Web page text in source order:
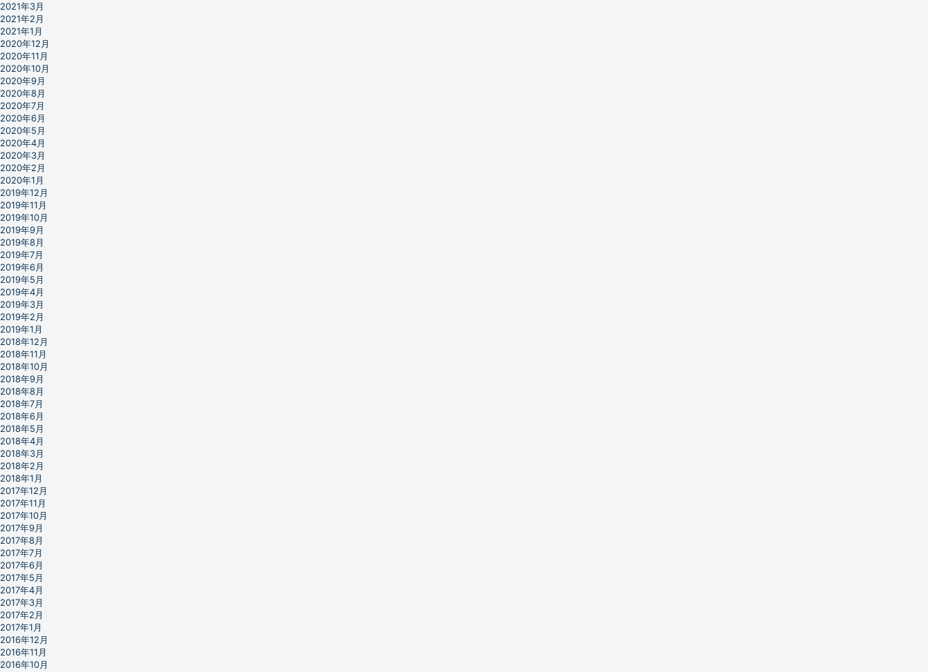
2021年3月
2021年2月
2021年1月
2020年12月
2020年11月
2020年10月
2020年9月
2020年8月
2020年7月
2020年6月
2020年5月
2020年4月
2020年3月
2020年2月
2020年1月
2019年12月
2019年11月
2019年10月
2019年9月
2019年8月
2019年7月
2019年6月
2019年5月
2019年4月
2019年3月
2019年2月
2019年1月
2018年12月
2018年11月
2018年10月
2018年9月
2018年8月
2018年7月
2018年6月
2018年5月
2018年4月
2018年3月
2018年2月
2018年1月
2017年12月
2017年11月
2017年10月
2017年9月
2017年8月
2017年7月
2017年6月
2017年5月
2017年4月
2017年3月
2017年2月
2017年1月
2016年12月
2016年11月
2016年10月